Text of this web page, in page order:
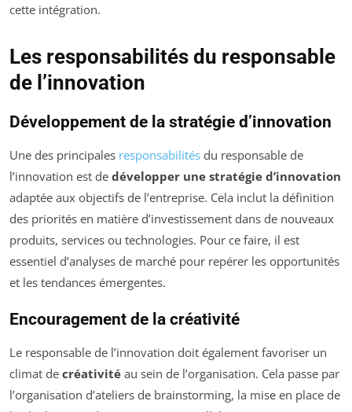
cette intégration.
Les responsabilités du responsable
de l’innovation
Développement de la stratégie d’innovation
Une des principales responsabilités du responsable de
l’innovation est de développer une stratégie d’innovation
adaptée aux objectifs de l’entreprise. Cela inclut la définition
des priorités en matière d’investissement dans de nouveaux
produits, services ou technologies. Pour ce faire, il est
essentiel d’analyses de marché pour repérer les opportunités
et les tendances émergentes.
Encouragement de la créativité
Le responsable de l’innovation doit également favoriser un
climat de créativité au sein de l’organisation. Cela passe par
l’organisation d’ateliers de brainstorming, la mise en place de